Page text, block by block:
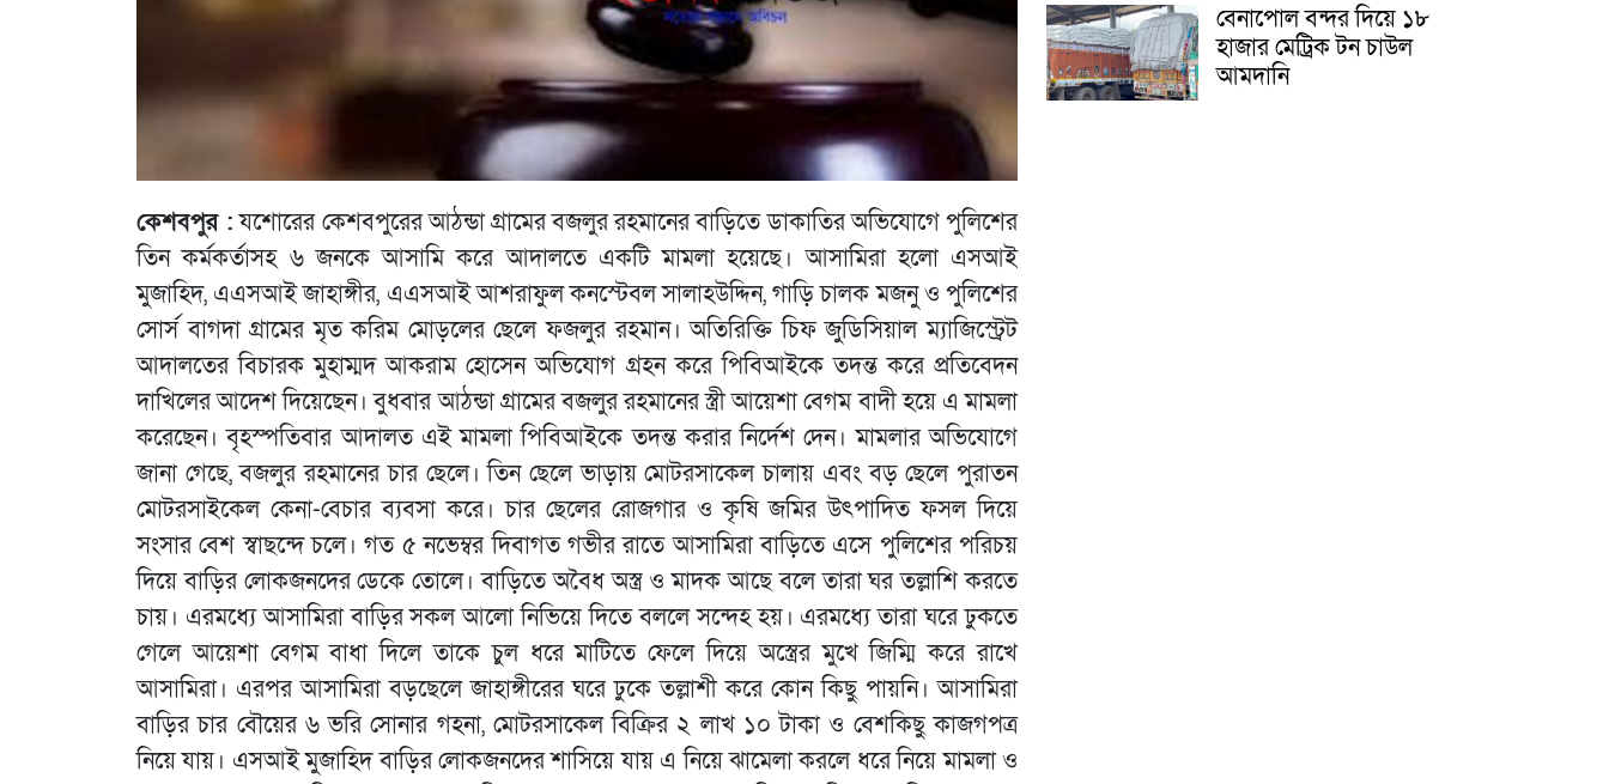
কেশবপুর :যশোরের কেশবপুরের আঠন্ডা গ্রামের বজলুর রহমানের বাড়িতে ডাকাতির অভিযোগে পুলিশের
তিন কর্মকর্তাসহ ৬ জনকে আসামি করে আদালতে একটি মামলা হয়েছে। আসামিরা হলো এসআই
মুজাহিদ, এএসআই জাহাঙ্গীর, এএসআই আশরাফুল কনস্টেবল সালাহউদ্দিন, গাড়ি চালক মজনু ও পুলিশের
সোর্স বাগদা গ্রামের মৃত করিম মোড়লের ছেলে ফজলুর রহমান। অতিরিক্তি চিফ জুডিসিয়াল ম্যাজিস্ট্রেট
আদালতের বিচারক মুহাম্মদ আকরাম হোসেন অভিযোগ গ্রহন করে পিবিআইকে তদন্ত করে প্রতিবেদন
দাখিলের আদেশ দিয়েছেন। বুধবার আঠন্ডা গ্রামের বজলুর রহমানের স্ত্রী আয়েশা বেগম বাদী হয়ে এ মামলা
করেছেন। বৃহস্পতিবার আদালত এই মামলা পিবিআইকে তদন্ত করার নির্দেশ দেন। মামলার অভিযোগে
জানা গেছে, বজলুর রহমানের চার ছেলে। তিন ছেলে ভাড়ায় মোটরসাকেল চালায় এবং বড় ছেলে পুরাতন
মোটরসাইকেল কেনা-বেচার ব্যবসা করে। চার ছেলের রোজগার ও কৃষি জমির উৎপাদিত ফসল দিয়ে
সংসার বেশ স্বাছন্দে চলে। গত ৫ নভেম্বর দিবাগত গভীর রাতে আসামিরা বাড়িতে এসে পুলিশের পরিচয়
দিয়ে বাড়ির লোকজনদের ডেকে তোলে। বাড়িতে অবৈধ অস্ত্র ও মাদক আছে বলে তারা ঘর তল্লাশি করতে
চায়। এরমধ্যে আসামিরা বাড়ির সকল আলো নিভিয়ে দিতে বললে সন্দেহ হয়। এরমধ্যে তারা ঘরে ঢুকতে
গেলে আয়েশা বেগম বাধা দিলে তাকে চুল ধরে মাটিতে ফেলে দিয়ে অস্ত্রের মুখে জিম্মি করে রাখে
আসামিরা। এরপর আসামিরা বড়ছেলে জাহাঙ্গীরের ঘরে ঢুকে তল্লাশী করে কোন কিছু পায়নি। আসামিরা
বাড়ির চার বৌয়ের ৬ ভরি সোনার গহনা, মোটরসাকেল বিক্রির ২ লাখ ১০ টাকা ও বেশকিছু কাজগপত্র
নিয়ে যায়। এসআই মুজাহিদ বাড়ির লোকজনদের শাসিয়ে যায় এ নিয়ে ঝামেলা করলে ধরে নিয়ে মামলা ও
বেনাপোল বন্দর দিয়ে ১৮
হাজার মেট্রিক টন চাউল
আমদানি